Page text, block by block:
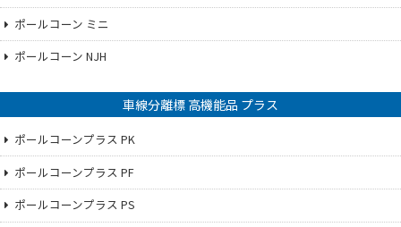
ポールコーン ミニ
ポールコーン NJH
車線分離標 高機能品 プラス
ポールコーンプラス PK
ポールコーンプラス PF
ポールコーンプラス PS